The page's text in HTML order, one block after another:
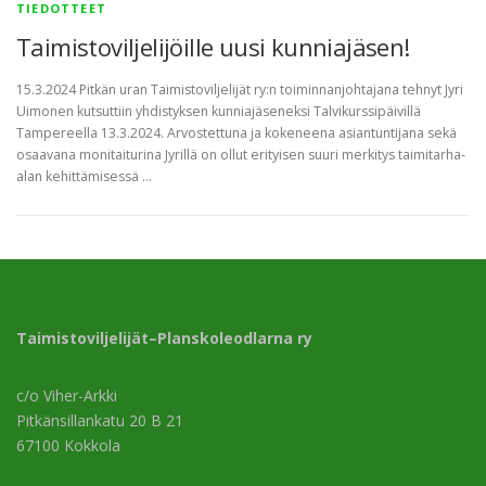
TIEDOTTEET
Taimistoviljelijöille uusi kunniajäsen!
15.3.2024 Pitkän uran Taimistoviljelijät ry:n toiminnanjohtajana tehnyt Jyri
Uimonen kutsuttiin yhdistyksen kunniajäseneksi Talvikurssipäivillä
Tampereella 13.3.2024. Arvostettuna ja kokeneena asiantuntijana sekä
osaavana monitaiturina Jyrillä on ollut erityisen suuri merkitys taimitarha-
alan kehittämisessä …
Taimistoviljelijät–Planskoleodlarna ry
c/o Viher-Arkki
Pitkänsillankatu 20 B 21
67100 Kokkola